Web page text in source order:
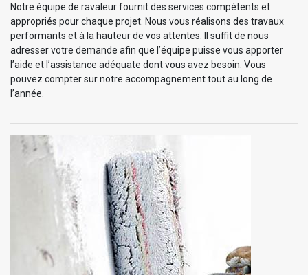
Notre équipe de ravaleur fournit des services compétents et
appropriés pour chaque projet. Nous vous réalisons des travaux
performants et à la hauteur de vos attentes. Il suffit de nous
adresser votre demande afin que l’équipe puisse vous apporter
l’aide et l’assistance adéquate dont vous avez besoin. Vous
pouvez compter sur notre accompagnement tout au long de
l’année.